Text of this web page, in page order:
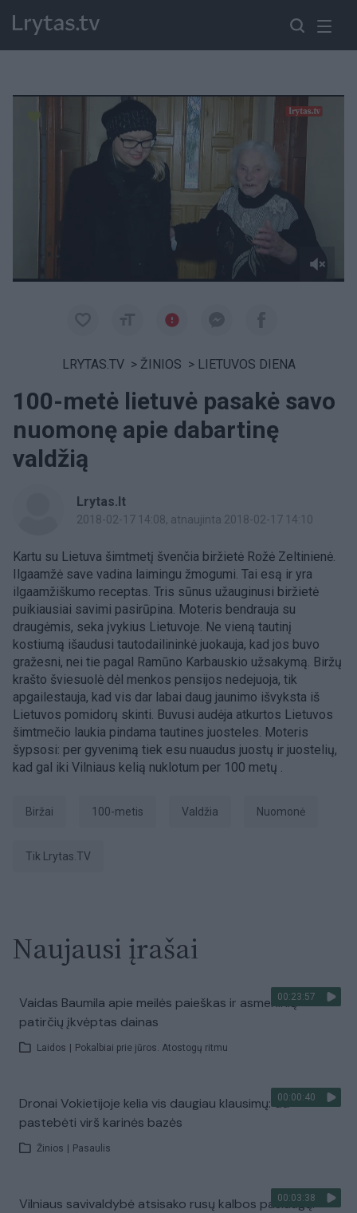
Paremkite Ukrainą
LRYTAS.TV > ŽINIOS > LIETUVOS DIENA
100-metė lietuvė pasakė savo
nuomonę apie dabartinę
valdžią
Lrytas.lt
2018-02-17 14:08, atnaujinta 2018-02-17 14:10
Kartu su Lietuva šimtmetį švenčia biržietė Rožė Zeltinienė.
Ilgaamžė save vadina laimingu žmogumi. Tai esą ir yra
ilgaamžiškumo receptas. Tris sūnus užauginusi biržietė
puikiausiai savimi pasirūpina. Moteris bendrauja su
draugėmis, seka įvykius Lietuvoje. Ne vieną tautinį
kostiumą išaudusi tautodailininkė juokauja, kad jos buvo
gražesni, nei tie pagal Ramūno Karbauskio užsakymą. Biržų
krašto šviesuolė dėl menkos pensijos nedejuoja, tik
apgailestauja, kad vis dar labai daug jaunimo išvyksta iš
Lietuvos pomidorų skinti. Buvusi audėja atkurtos Lietuvos
šimtmečio laukia pindama tautines juosteles. Moteris
šypsosi: per gyvenimą tiek esu nuaudus juostų ir juostelių,
kad gal iki Vilniaus kelią nuklotum per 100 metų .
Biržai 100-metis valdžia nuomonė
tik Lrytas.TV
Naujausi įrašai
00:23:57
Vaidas Baumila apie meilės paieškas ir asmeninių
patirčių įkvėptas dainas
Laidos Pokalbiai prie jūros. Atostogų ritmu
00:00:40
Dronai Vokietijoje kelia vis daugiau klausimų: du
pastebėti virš karinės bazės
Žinios Pasaulis
00:03:38
Vilniaus savivaldybė atsisako rusų kalbos paslaugų: